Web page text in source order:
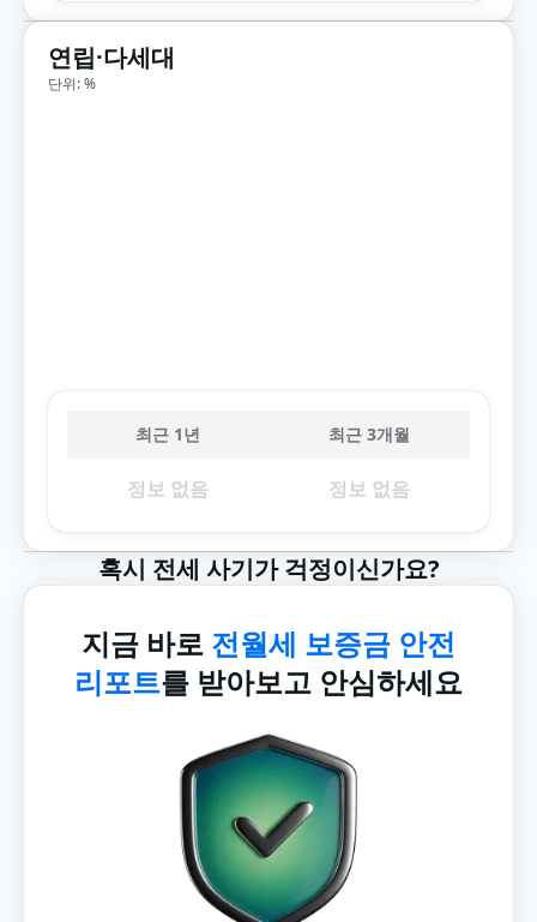
연립·다세대
단위: %
최근 1년 최근 3개월
정보 없음 정보 없음
혹시 전세 사기가 걱정이신가요?
지금 바로 전월세 보증금 안전
리포트를 받아보고 안심하세요